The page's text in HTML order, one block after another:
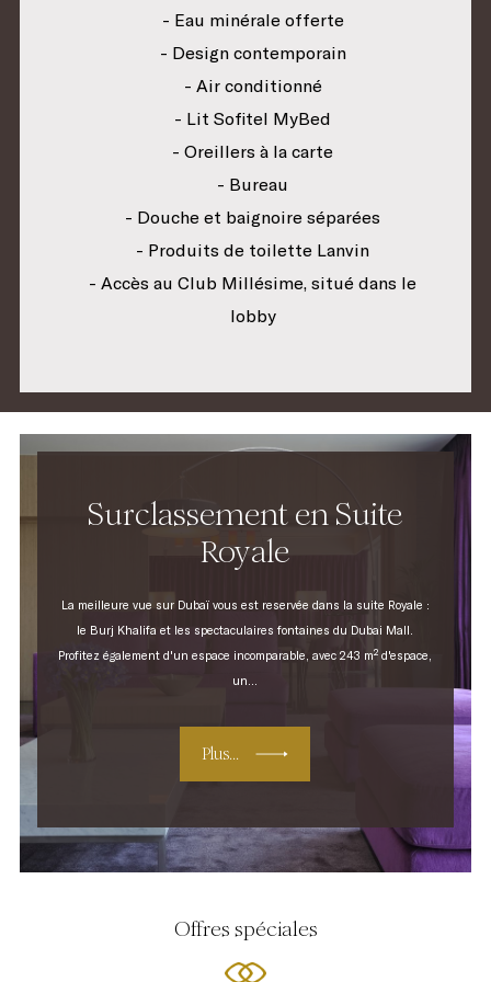
- Eau minérale offerte
- Design contemporain
- Air conditionné
- Lit Sofitel MyBed
- Oreillers à la carte
- Bureau
- Douche et baignoire séparées
- Produits de toilette Lanvin
- Accès au Club Millésime, situé dans le
lobby
Surclassement en Suite
Royale
La meilleure vue sur Dubaï vous est reservée dans la suite Royale :
le Burj Khalifa et les spectaculaires fontaines du Dubai Mall.
Profitez également d'un espace incomparable, avec 243 m² d'espace,
un...
Plus...
Offres spéciales